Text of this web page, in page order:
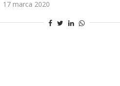
17 marca 2020